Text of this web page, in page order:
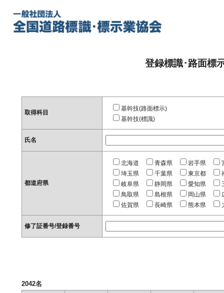
登録標識･路面標
取得科目
基幹技(路面標示)
基幹技(標識)
氏名
都道府県
北海道 青森県 岩手県
埼玉県
千葉県 東京都
岐阜県
静岡県 愛知県
鳥取県
島根県 岡山県
佐賀県
長崎県 熊本県
修了証番号/登録番号
2042名